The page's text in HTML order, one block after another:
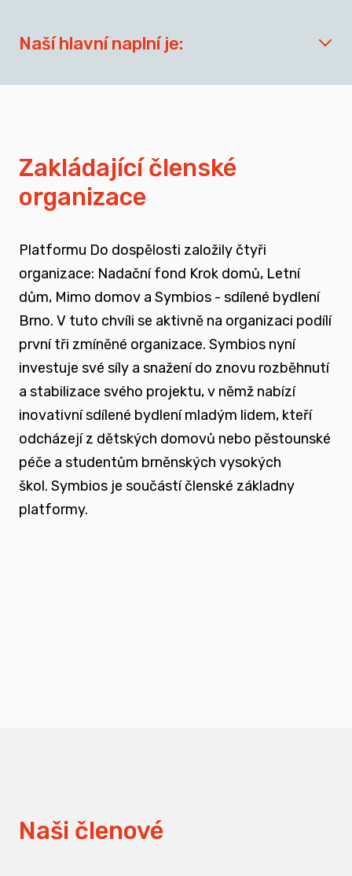
Naší hlavní naplní je:
spojovat sílu hlasu nevládního sektoru v
zapojovat se do advokační činnosti, která
souvisí i se změnou legislativy a systému
jako takového
nést a podporovat sílu hlasu těch, kteří
vyrůstali mimo své biologické rodiny
rozvíjet dialog a vést kontruktivní debaty
spojené se změnou systému péče o
podporovat vzdělání a osvětu nejen u
Zakládající členské
organizace
Platformu Do dospělosti založily čtyři
organizace: Nadační fond Krok domů, Letní
dům, Mimo domov a Symbios - sdílené bydlení
Brno. V tuto chvíli se aktivně na organizaci podílí
první tři zmíněné organizace. Symbios nyní
investuje své síly a snažení do znovu rozběhnutí
a stabilizace svého projektu, v němž nabízí
inovativní sdílené bydlení mladým lidem, kteří
odcházejí z dětských domovů nebo pěstounské
péče a studentům brněnských vysokých
škol. Symbios je součástí členské základny
platformy.
Naši členové